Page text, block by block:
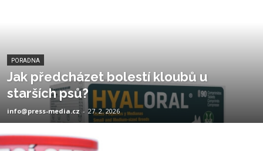
PORADNA
Jak předcházet bolestí kloubů u
starších psů?
info@press-media.cz - 27. 2. 2026